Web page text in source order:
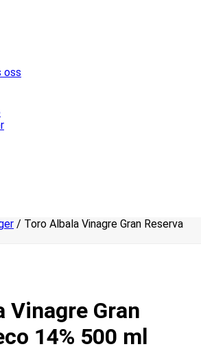
oss
/ Toro Albala Vinagre Gran Reserva
Vinagre Gran
14% 500 ml